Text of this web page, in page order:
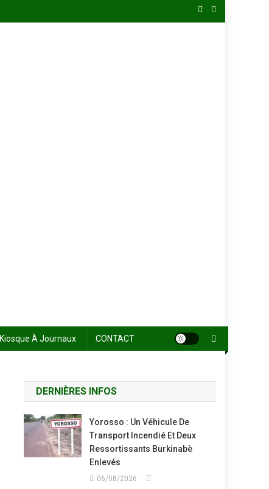
Kiosque À Journaux CONTACT
DERNIÈRES INFOS
Yorosso : Un Véhicule De
Transport Incendié Et Deux
Ressortissants Burkinabè
Enlevés
06/08/2026